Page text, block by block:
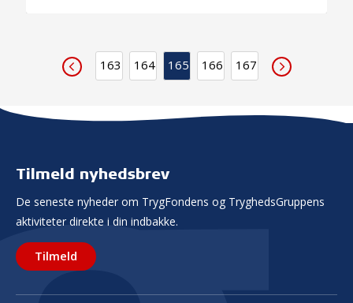
163 164 165 166 167
Tilmeld nyhedsbrev
De seneste nyheder om TrygFondens og TryghedsGruppens
aktiviteter direkte i din indbakke.
Tilmeld